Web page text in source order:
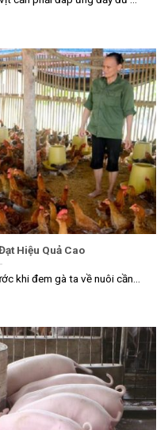
Hiệu Quả Cao
khi đem gà ta về nuôi cần...